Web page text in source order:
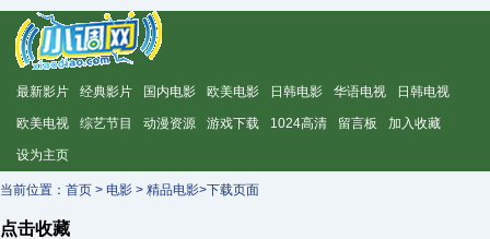
最新影片 经典影片 国内电影 欧美电影 日韩电影 华语电视 日韩电视
欧美电视 综艺节目 动漫资源 游戏下载 1024高清 留言板 加入收藏
设为主页
当前位置： 首页 > 电影 > 精品电影>下载页面
点击收藏